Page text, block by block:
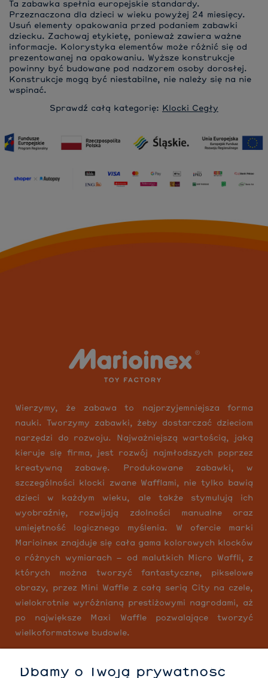
Ta zabawka spełnia europejskie standardy.
Przeznaczona dla dzieci w wieku powyżej 24 miesięcy.
Usuń elementy opakowania przed podaniem zabawki
dziecku. Zachowaj etykietę, ponieważ zawiera ważne
informacje. Kolorystyka elementów może różnić się od
prezentowanej na opakowaniu. Wyższe konstrukcje
powinny być budowane pod nadzorem osoby dorosłej.
Konstrukcje mogą być niestabilne, nie należy się na nie
wspinać.
Sprawdź całą kategorię: Klocki Cegły
Wierzymy, że zabawa to najprzyjemniejsza forma
nauki. Tworzymy zabawki, żeby dostarczać dzieciom
narzędzi do rozwoju. Najważniejszą wartością, jaką
kieruje się firma, jest rozwój najmłodszych poprzez
kreatywną zabawę. Produkowane zabawki, w
szczególności klocki zwane Wafflami, nie tylko bawią
dzieci w każdym wieku, ale także stymulują ich
wyobraźnię, rozwijają zdolności manualne oraz
umiejętność logicznego myślenia. W ofercie marki
Marioinex znajduje się cała gama kolorowych klocków
o różnych wymiarach – od malutkich Micro Waffli, z
których można tworzyć fantastyczne, pikselowe
obrazy, przez Mini Waffle z całą serią City na czele,
wielokrotnie wyróżnianą prestiżowymi nagrodami, aż
po największe Maxi Waffle pozwalające tworzyć
wielkoformatowe budowle.
Dbamy o Twoją prywatność